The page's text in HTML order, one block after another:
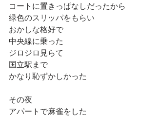
コートに置きっぱなしだったから
緑色のスリッパをもらい
おかしな格好で
中央線に乗った
ジロジロ見らて
国立駅まで
かなり恥ずかしかった
その夜
アパートで麻雀をした